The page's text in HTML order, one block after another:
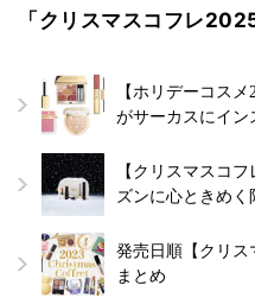
「クリスマスコフレ
【ホリデーコス
がサーカスにイン
【クリスマスコ
ズンに心ときめく
発売日順【クリス
まとめ